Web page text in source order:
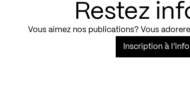
Restez
Vous aimez nos publications? Vous
Inscription à